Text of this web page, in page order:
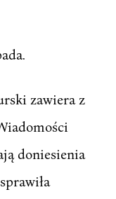
zawiera z
doniesienia